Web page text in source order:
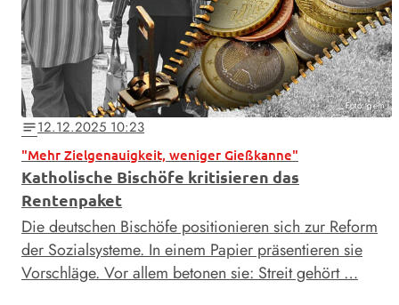
Foto: gem
notes12.12.2025 10:23
"Mehr Zielgenauigkeit, weniger Gießkanne"
Katholische Bischöfe kritisieren das
Rentenpaket
Die deutschen Bischöfe positionieren sich zur Reform
der Sozialsysteme. In einem Papier präsentieren sie
Vorschläge. Vor allem betonen sie: Streit gehört …